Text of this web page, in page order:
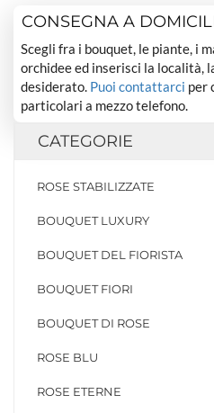
CONSEGNA A
Scegli fra i bouquet, le piante, i
orchidee ed inserisci la località,
desiderato. Puoi contattarci per
particolari a mezzo telefono.
CATEGORIE
ROSE STABILIZZATE
BOUQUET LUXURY
BOUQUET DEL FIORISTA
BOUQUET FIORI
BOUQUET DI ROSE
ROSE BLU
ROSE ETERNE